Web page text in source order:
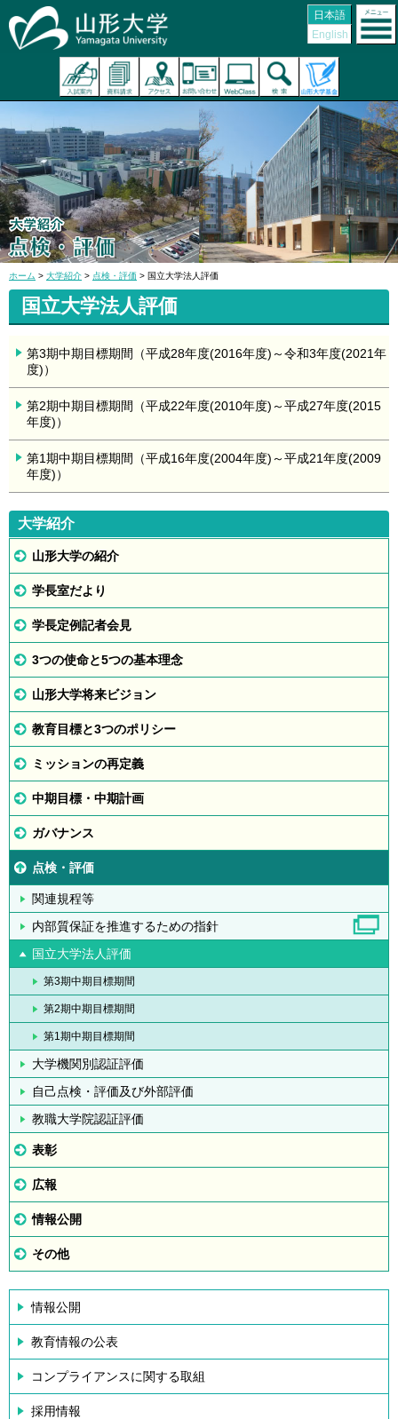
日本語
English
ホーム > 大学紹介 > 点検・評価 > 国立大学法人評価
国立大学法人評価
第3期中期目標期間（平成28年度(2016年度)～令和3年度(2021年
度)）
第2期中期目標期間（平成22年度(2010年度)～平成27年度(2015
年度)）
第1期中期目標期間（平成16年度(2004年度)～平成21年度(2009
年度)）
大学紹介
山形大学の紹介
学長室だより
学長定例記者会見
3つの使命と5つの基本理念
山形大学将来ビジョン
教育目標と3つのポリシー
ミッションの再定義
中期目標・中期計画
ガバナンス
点検・評価
関連規程等
内部質保証を推進するための指針
国立大学法人評価
第3期中期目標期間
第2期中期目標期間
第1期中期目標期間
大学機関別認証評価
自己点検・評価及び外部評価
教職大学院認証評価
表彰
広報
情報公開
その他
情報公開
教育情報の公表
コンプライアンスに関する取組
採用情報